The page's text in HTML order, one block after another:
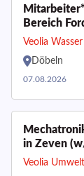
Bereich
Veolia
Döbeln
07.08.2026
in Zeven
Veolia